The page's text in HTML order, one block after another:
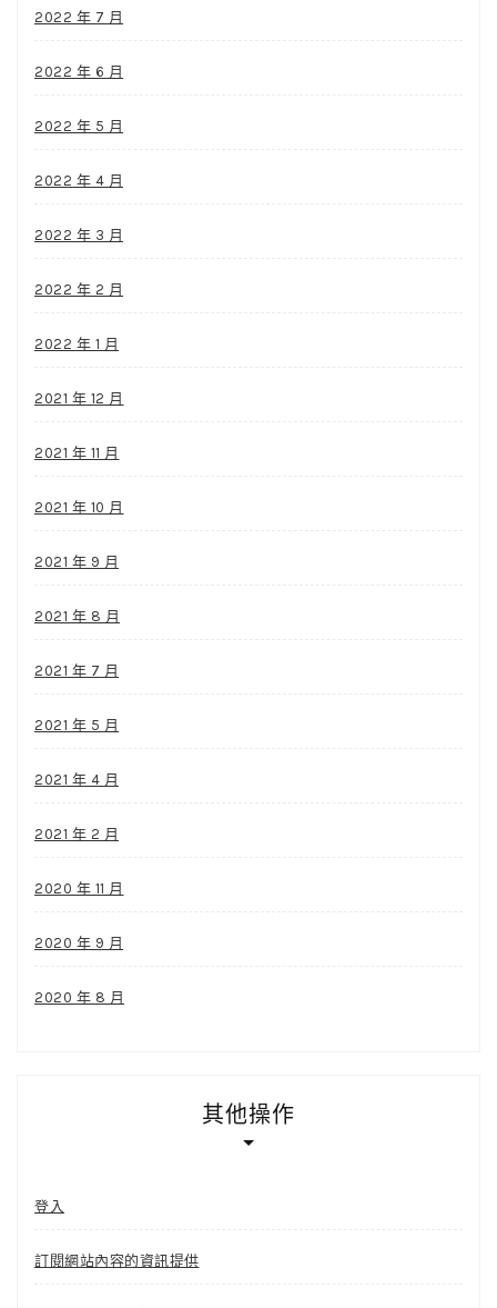
2022 年 7 月
2022 年 6 月
2022 年 5 月
2022 年 4 月
2022 年 3 月
2022 年 2 月
2022 年 1 月
2021 年 12 月
2021 年 11 月
2021 年 10 月
2021 年 9 月
2021 年 8 月
2021 年 7 月
2021 年 5 月
2021 年 4 月
2021 年 2 月
2020 年 11 月
2020 年 9 月
2020 年 8 月
其他操作
登入
訂閱網站內容的資訊提供